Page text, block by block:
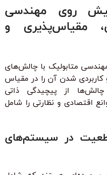
روی مهندسی
مقیاس‌پذیری و
متابولیک با چالش‌های
شدن آن را در مقیاس
از پیچیدگی ذاتی
اقتصادی و نظارتی را شامل
در سیستم‌های